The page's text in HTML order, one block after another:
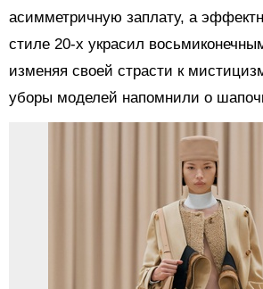
асимметричную заплату, а
стиле 20-х украсил
изменяя своей страсти к
уборы моделей напомнили о